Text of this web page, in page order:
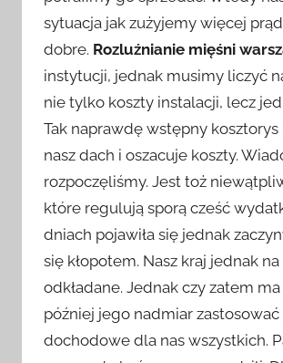
sytuacja jak zużyjemy więcej
dobre. Rozluźnianie mięśni
instytucji, jednak musimy liczyć
nie tylko koszty instalacji, lecz
Tak naprawdę wstępny
nasz dach i oszacuje koszty.
rozpoczęliśmy. Jest toż
które regulują sporą cześć
dniach pojawiła się jednak
się kłopotem. Nasz kraj jednak
odkładane. Jednak czy zatem
później jego nadmiar
dochodowe dla nas wszystkich.